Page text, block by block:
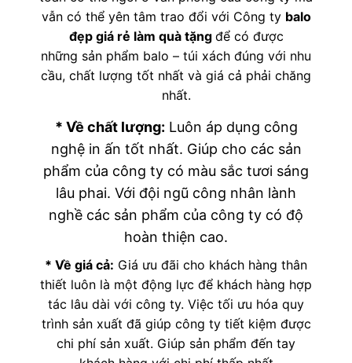
vẫn có thể yên tâm trao đổi với Công ty balo
đẹp giá rẻ làm quà tặng để có được
những sản phẩm balo – túi xách đúng với nhu
cầu, chất lượng tốt nhất và giá cả phải chăng
nhất.
* Về chất lượng: Luôn áp dụng công
nghệ in ấn tốt nhất. Giúp cho các sản
phẩm của công ty có màu sắc tươi sáng
lâu phai. Với đội ngũ công nhân lành
nghề các sản phẩm của công ty có độ
hoàn thiện cao.
* Về giá cả: Giá ưu đãi cho khách hàng thân
thiết luôn là một động lực để khách hàng hợp
tác lâu dài với công ty. Việc tối ưu hóa quy
trình sản xuất đã giúp công ty tiết kiệm được
chi phí sản xuất. Giúp sản phẩm đến tay